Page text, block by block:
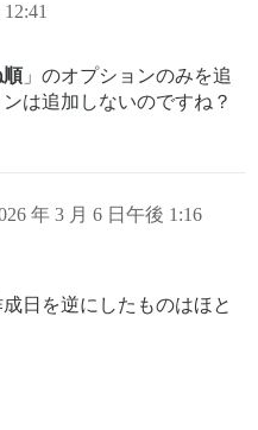
順」のオプションのみを追
は追加しないのですね？
年 3 月 6 日午後 1:16
日を逆にしたものはほと